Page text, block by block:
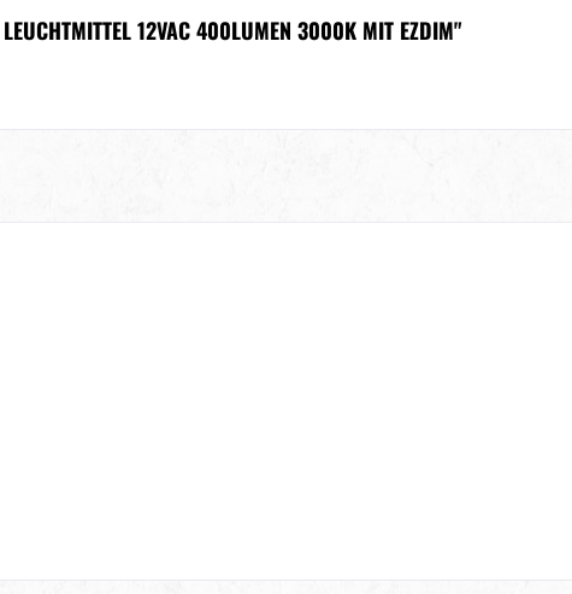
12VAC 400LUMEN 3000K MIT EZDIM"